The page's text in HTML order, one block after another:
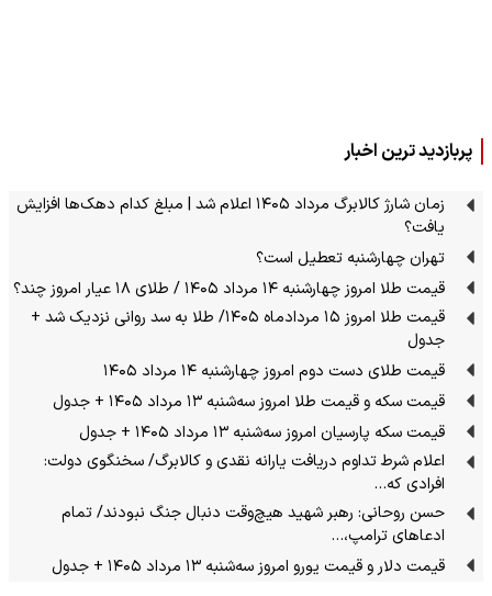
پربازدید ترین اخبار
زمان شارژ کالابرگ مرداد ۱۴۰۵ اعلام شد | مبلغ کدام دهک‌ها افزایش
یافت؟
تهران چهارشنبه تعطیل است؟
قیمت طلا امروز چهارشنبه ۱۴ مرداد ۱۴۰۵ / طلای ۱۸ عیار امروز چند؟
قیمت طلا امروز ۱۵ مردادماه ۱۴۰۵/ طلا به سد روانی نزدیک شد +
جدول
قیمت طلای دست دوم امروز چهارشنبه ۱۴ مرداد ۱۴۰۵
قیمت سکه و قیمت طلا امروز سه‌شنبه ۱۳ مرداد ۱۴۰۵ + جدول
قیمت سکه پارسیان امروز سه‌شنبه ۱۳ مرداد ۱۴۰۵ + جدول
اعلام شرط تداوم دریافت یارانه نقدی و کالابرگ/ سخنگوی دولت:
افرادی که…
حسن روحانی: رهبر شهید هیچ‌وقت دنبال جنگ نبودند/ تمام
ادعاهای ترامپ،…
قیمت دلار و قیمت یورو امروز سه‌شنبه ۱۳ مرداد ۱۴۰۵ + جدول